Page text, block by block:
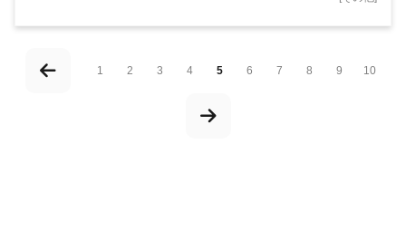
1 2 3 4 5 6 7 8 9 10